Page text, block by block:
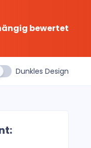
bewertet
Dunkles Design